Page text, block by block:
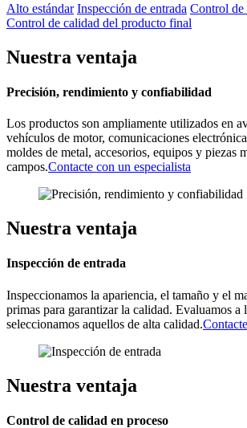
Alto estándar Inspección de entrada Control de
Control de calidad del producto final
Nuestra ventaja
Precisión, rendimiento y confiabilidad
Los productos son ampliamente utilizados en
vehículos de motor, comunicaciones
moldes de metal, accesorios, equipos y piezas
campos.Contacte con un especialista
Nuestra ventaja
Inspección de entrada
Inspeccionamos la apariencia, el tamaño y el
primas para garantizar la calidad. Evaluamos a
seleccionamos aquellos de alta calidad.
Nuestra ventaja
Control de calidad en proceso